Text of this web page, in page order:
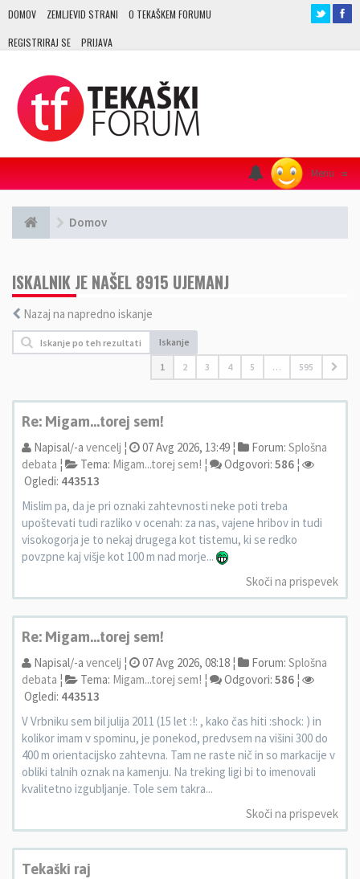
DOMOV ZEMLJEVID STRANI O TEKAŠKEM FORUMU
REGISTRIRAJ SE PRIJAVA
Menu ≡
Domov
ISKALNIK JE NAŠEL 8915 UJEMANJ
Nazaj na napredno iskanje
Iskanje
1 2 3 4 5 … 595
Re: Migam...torej sem!
Napisal/-a vencelj ¦ 07 Avg 2026, 13:49 ¦ Forum: Splošna
debata ¦ Tema: Migam...torej sem! ¦ Odgovori: 586 ¦
Ogledi: 443513
Mislim pa, da je pri oznaki zahtevnosti neke poti treba
upoštevati tudi razliko v ocenah: za nas, vajene hribov in tudi
visokogorja je to nekaj drugega kot tistemu, ki se redko
povzpne kaj višje kot 100 m nad morje...
Skoči na prispevek
Re: Migam...torej sem!
Napisal/-a vencelj ¦ 07 Avg 2026, 08:18 ¦ Forum: Splošna
debata ¦ Tema: Migam...torej sem! ¦ Odgovori: 586 ¦
Ogledi: 443513
V Vrbniku sem bil julija 2011 (15 let :!: , kako čas hiti :shock: ) in
kolikor imam v spominu, je ponekod, predvsem na višini 300 do
400 m orientacijsko zahtevna. Tam ne raste nič in so markacije v
obliki talnih oznak na kamenju. Na treking ligi bi to imenovali
kvalitetno izgubljanje. Tole sem takra...
Skoči na prispevek
Tekaški raj